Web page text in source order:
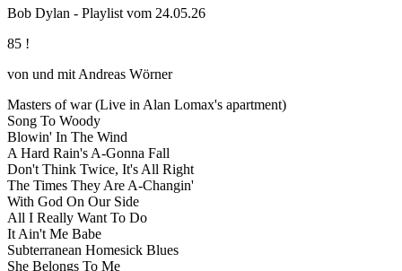
Bob Dylan - Playlist vom 24.05.26
85 !
von und mit Andreas Wörner
Masters of war (Live in Alan Lomax's apartment)
Song To Woody
Blowin' In The Wind
A Hard Rain's A-Gonna Fall
Don't Think Twice, It's All Right
The Times They Are A-Changin'
With God On Our Side
All I Really Want To Do
It Ain't Me Babe
Subterranean Homesick Blues
She Belongs To Me